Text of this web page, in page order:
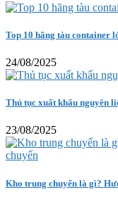
Top 10 hãng tàu container
24/08/2025
Thủ tục xuất khẩu nguyên
23/08/2025
Kho trung chuyển là gì?